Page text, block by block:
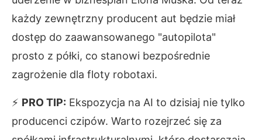
każdy zewnętrzny producent aut będzie miał
dostęp do zaawansowanego "autopilota"
prosto z półki, co stanowi bezpośrednie
zagrożenie dla floty robotaxi.
⚡ PRO TIP: Ekspozycja na AI to dzisiaj nie tylko
producenci czipów. Warto rozejrzeć się za